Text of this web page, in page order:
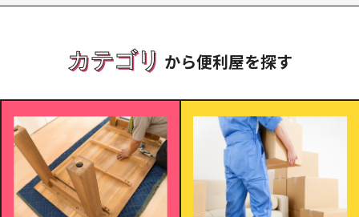
カテゴリ から便利屋を探す